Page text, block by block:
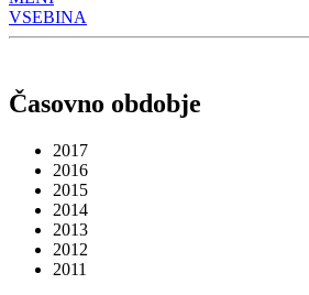
VSEBINA
Časovno obdobje
2017
2016
2015
2014
2013
2012
2011